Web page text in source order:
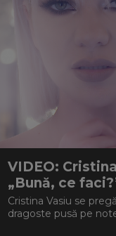
VIDEO:
„Bună, ce
Cristina Vasiu se
dragoste pusă pe